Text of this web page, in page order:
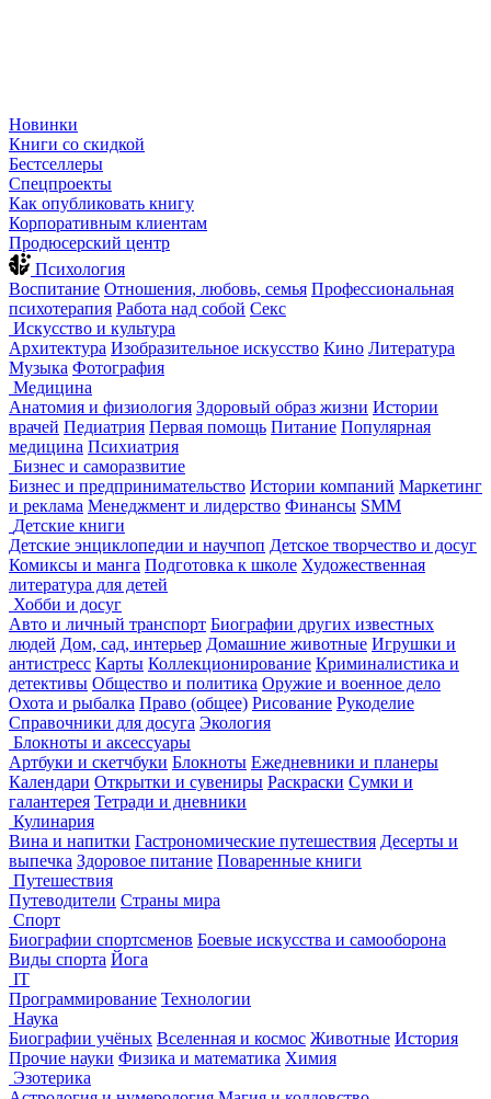
Новинки
Книги со скидкой
Бестселлеры
Спецпроекты
Как опубликовать книгу
Корпоративным клиентам
Продюсерский центр
Психология
Воспитание Отношения, любовь, семья Профессиональная
психотерапия Работа над собой Секс
Искусство и культура
Архитектура Изобразительное искусство Кино Литература
Музыка Фотография
Медицина
Анатомия и физиология Здоровый образ жизни Истории
врачей Педиатрия Первая помощь Питание Популярная
медицина Психиатрия
Бизнес и саморазвитие
Бизнес и предпринимательство Истории компаний Маркетинг
и реклама Менеджмент и лидерство Финансы SMM
Детские книги
Детские энциклопедии и научпоп Детское творчество и досуг
Комиксы и манга Подготовка к школе Художественная
литература для детей
Хобби и досуг
Авто и личный транспорт Биографии других известных
людей Дом, сад, интерьер Домашние животные Игрушки и
антистресс Карты Коллекционирование Криминалистика и
детективы Общество и политика Оружие и военное дело
Охота и рыбалка Право (общее) Рисование Рукоделие
Справочники для досуга Экология
Блокноты и аксессуары
Артбуки и скетчбуки Блокноты Ежедневники и планеры
Календари Открытки и сувениры Раскраски Сумки и
галантерея Тетради и дневники
Кулинария
Вина и напитки Гастрономические путешествия Десерты и
выпечка Здоровое питание Поваренные книги
Путешествия
Путеводители Страны мира
Спорт
Биографии спортсменов Боевые искусства и самооборона
Виды спорта Йога
IT
Программирование Технологии
Наука
Биографии учёных Вселенная и космос Животные История
Прочие науки Физика и математика Химия
Эзотерика